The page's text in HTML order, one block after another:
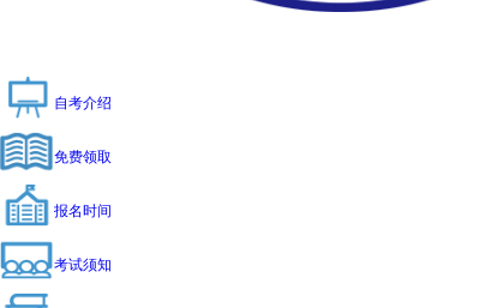
自考介绍
免费领取
报名时间
考试须知